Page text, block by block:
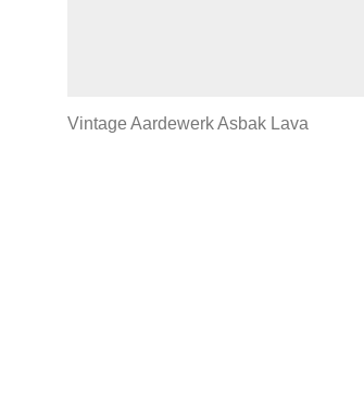
Vintage Aardewerk Asbak Lava